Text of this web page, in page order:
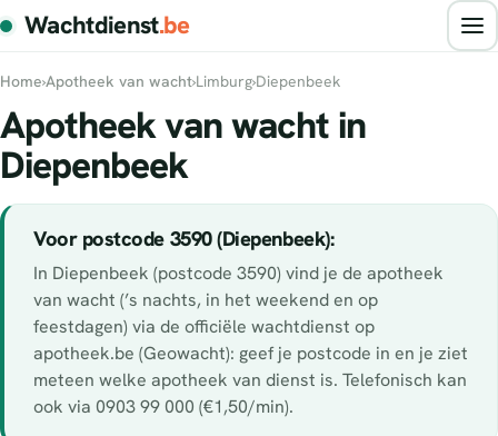
Wachtdienst.be
Home›Apotheek van wacht›Limburg›Diepenbeek
Apotheek van wacht in
Diepenbeek
Voor postcode 3590 (Diepenbeek):
In Diepenbeek (postcode 3590) vind je de apotheek
van wacht (’s nachts, in het weekend en op
feestdagen) via de officiële wachtdienst op
apotheek.be (Geowacht): geef je postcode in en je ziet
meteen welke apotheek van dienst is. Telefonisch kan
ook via 0903 99 000 (€1,50/min).